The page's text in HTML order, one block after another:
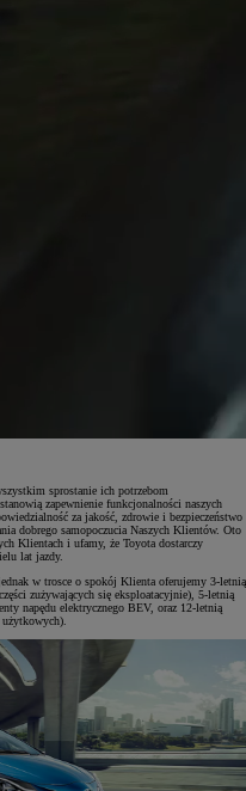
sprostanie ich potrzebom
zapewnienie funkcjonalności naszych
za jakość, zdrowie i bezpieczeństwo
dobrego samopoczucia Naszych Klientów. Oto
Klientach i ufamy, że Toyota dostarczy
lat jazdy.
w trosce o spokój Klienta oferujemy 3-letnią
zużywających się eksploatacyjnie), 5-letnią
napędu elektrycznego BEV, oraz 12-letnią